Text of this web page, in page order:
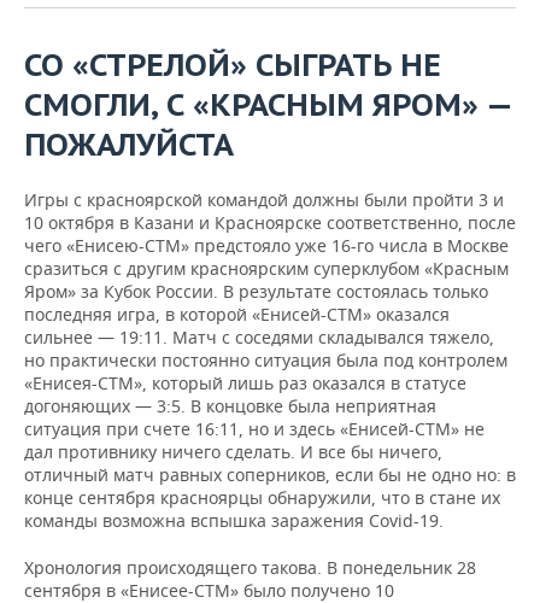
ONLINE-КОНФЕРЕНЦИИ
ОТКРЫТАЯ ЛЕКЦИЯ
ХОККЕЙ
БАСКЕТБОЛ
ВОЛЕЙБОЛ
КИБЕРСПОРТ
ФИГУРНОЕ КАТАНИЕ
ВОДНЫЕ ВИДЫ СПОРТА
ХОККЕЙ С МЯЧОМ
ВЛАСТЬ
ИНФРАСТРУКТУРА
ИСТОРИЯ
КУЛЬТУРА
МЕДИЦИНА
ОБРАЗОВАНИЕ
ПРОИСШЕСТВИЯ
СЮЖЕТЫ
СПРАВОЧНИК
СПИСОК ПЕРСОН
СПИСОК КОМПАНИЙ
ПОЛНАЯ ВЕРСИЯ
СО «СТРЕЛОЙ» СЫГРАТЬ НЕ
СМОГЛИ, С «КРАСНЫМ ЯРОМ» —
ПОЖАЛУЙСТА
Игры с красноярской командой должны были пройти 3 и
10 октября в Казани и Красноярске соответственно, после
чего «Енисею-СТМ» предстояло уже 16-го числа в Москве
сразиться с другим красноярским суперклубом «Красным
Яром» за Кубок России. В результате состоялась только
последняя игра, в которой «Енисей-СТМ» оказался
сильнее — 19:11. Матч с соседями складывался тяжело,
но практически постоянно ситуация была под контролем
«Енисея-СТМ», который лишь раз оказался в статусе
догоняющих — 3:5. В концовке была неприятная
ситуация при счете 16:11, но и здесь «Енисей-СТМ» не
дал противнику ничего сделать. И все бы ничего,
отличный матч равных соперников, если бы не одно но: в
конце сентября красноярцы обнаружили, что в стане их
команды возможна вспышка заражения Covid-19.
Хронология происходящего такова. В понедельник 28
сентября в «Енисее-СТМ» было получено 10